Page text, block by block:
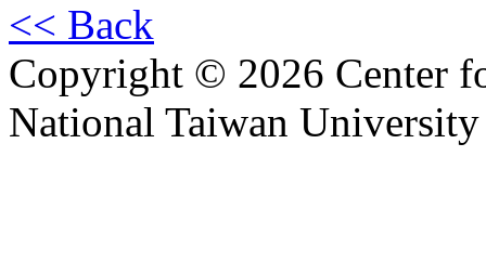
<< Back
Copyright © 2026 Center
National Taiwan University